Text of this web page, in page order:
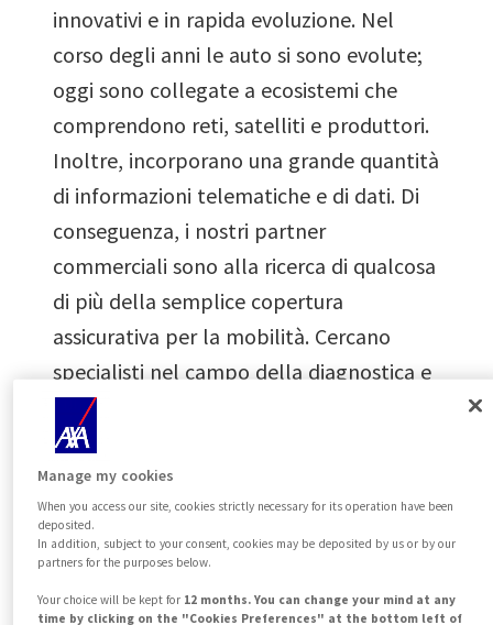
innovativi e in rapida evoluzione. Nel
corso degli anni le auto si sono evolute;
oggi sono collegate a ecosistemi che
comprendono reti, satelliti e produttori.
Inoltre, incorporano una grande quantità
di informazioni telematiche e di dati. Di
conseguenza, i nostri partner
commerciali sono alla ricerca di qualcosa
di più della semplice copertura
assicurativa per la mobilità. Cercano
specialisti nel campo della diagnostica e
della telematica in grado di gestire le
nuove evoluzioni, come le chiamate
elettroniche e le chiamate b, e i sistemi
di informazione integrati in tutti i tipi di
veicoli.
necessità di integrare l'assistenza
Manage my cookies
When you access our site, cookies strictly necessary for its operation have been
deposited.
In addition, subject to your consent, cookies may be deposited by us or by our
partners for the purposes below.
Your choice will be kept for 12 months. You can change your mind at any
time by clicking on the "Cookies Preferences" at the bottom left of